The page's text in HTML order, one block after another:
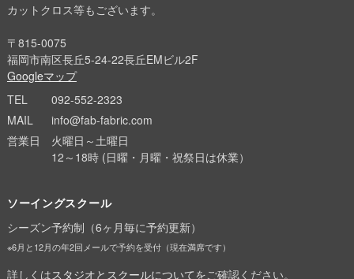
カットクロス等もございます。
〒815-0075
福岡市南区長丘5-24-22長丘EMビル2F
Googleマップ
TEL
092-552-2323
MAIL
info@fab-fabric.com
営業日
火曜日～土曜日
12～18時 (日曜・月曜・祝祭日は休業）
ソーイングスクール
シーズン予約制（6ヶ月毎に予約更新）
※6月と12月の年2回メールで予約を受付（現在満席です）
詳しくはスタジオとスクールについてをご確認ください。